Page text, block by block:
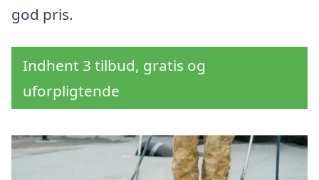
god pris.
Indhent 3 tilbud, gratis og
uforpligtende